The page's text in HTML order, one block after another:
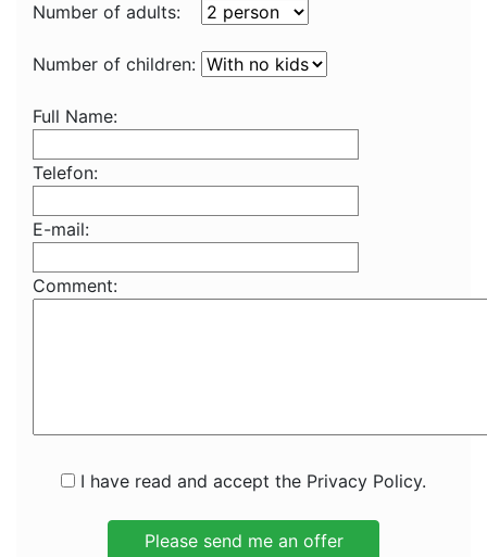
Number of adults:
Number of children:
Full Name:
Telefon:
E-mail:
Comment:
I have read and accept the Privacy Policy.